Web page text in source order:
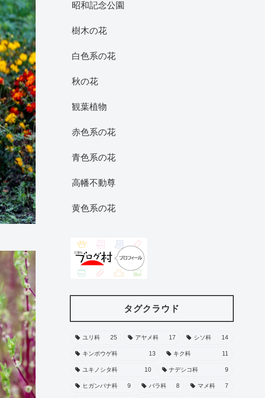
昭和記念公園
樹木の花
白色系の花
秋の花
観葉植物
赤色系の花
青色系の花
高幡不動尊
黄色系の花
タグクラウド
ユリ科 25 アヤメ科 17 シソ科 14
キンポウゲ科 13 キク科 11
ユキノシタ科 10 ナデシコ科 9
ヒガンバナ科 9 バラ科 8 マメ科 7